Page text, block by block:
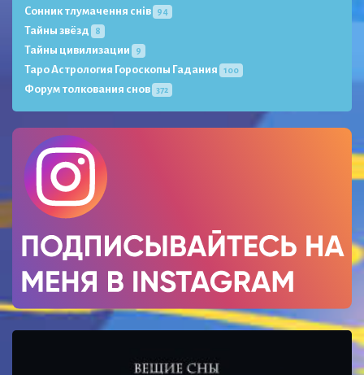
Сонник тлумачення снів 94
Тайны звёзд 8
Тайны цивилизации 9
Таро Астрология Гороскопы Гадания 100
Форум толкования снов 372